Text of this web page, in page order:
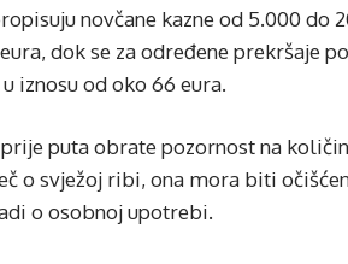
novčane kazne od 5.000 do
dok se za određene prekršaje
iznosu od oko 66 eura.
puta obrate pozornost na
o svježoj ribi, ona mora biti
o osobnoj upotrebi.